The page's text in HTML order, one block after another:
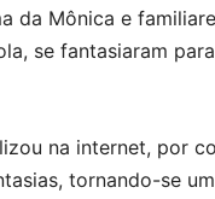
da Mônica e
se fantasiaram
na internet, por
tornando-se